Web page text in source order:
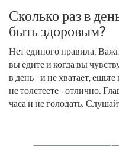
Сколько раз в
быть здоровым?
Нет единого правила.
вы едите и когда вы
в день - и не хватает,
не толстеете - отлично.
часа и не голодать.